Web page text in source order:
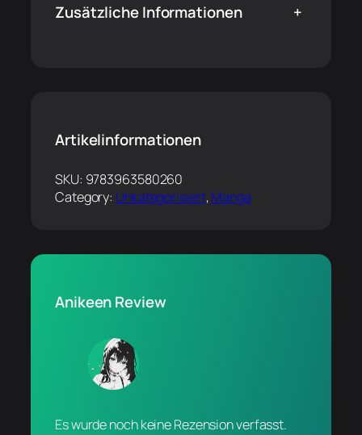
Zusätzliche Informationen +
Artikelinformationen
SKU: 9783963580260
Category: Unkategorisiert, Manga
Anikeen Review
Es wurde noch keine Rezension verfasst.